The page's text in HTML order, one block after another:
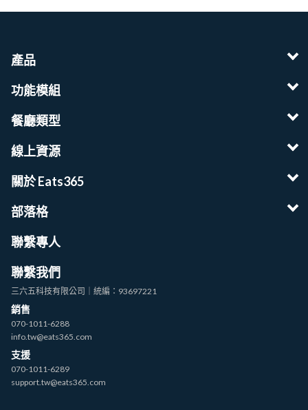
產品
功能模組
餐廳類型
線上資源
關於 Eats365
部落格
聯繫專人
聯繫我們
三六五科技有限公司｜統編：93697221
銷售
070-1011-6288
info.tw@eats365.com
支援
070-1011-6289
support.tw@eats365.com